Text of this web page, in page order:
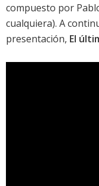
compuesto por
cualquiera). A
presentación, El